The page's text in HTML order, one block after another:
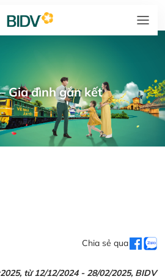
Gia đình gắn kết
Chia sẻ qua
từ 12/12/2024 - 28/02/2025, BIDV